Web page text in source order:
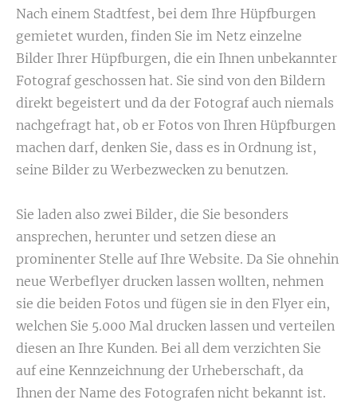
Nach einem Stadtfest, bei dem Ihre Hüpfburgen
gemietet wurden, finden Sie im Netz einzelne
Bilder Ihrer Hüpfburgen, die ein Ihnen unbekannter
Fotograf geschossen hat. Sie sind von den Bildern
direkt begeistert und da der Fotograf auch niemals
nachgefragt hat, ob er Fotos von Ihren Hüpfburgen
machen darf, denken Sie, dass es in Ordnung ist,
seine Bilder zu Werbezwecken zu benutzen.
Sie laden also zwei Bilder, die Sie besonders
ansprechen, herunter und setzen diese an
prominenter Stelle auf Ihre Website. Da Sie ohnehin
neue Werbeflyer drucken lassen wollten, nehmen
sie die beiden Fotos und fügen sie in den Flyer ein,
welchen Sie 5.000 Mal drucken lassen und verteilen
diesen an Ihre Kunden. Bei all dem verzichten Sie
auf eine Kennzeichnung der Urheberschaft, da
Ihnen der Name des Fotografen nicht bekannt ist.